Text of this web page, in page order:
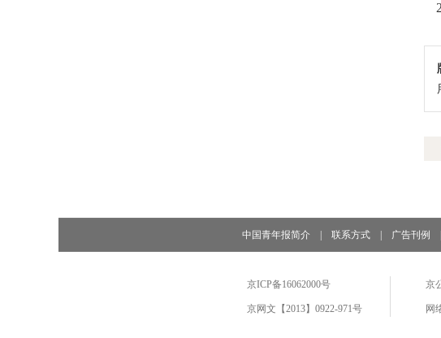
中国青年报简介 联系方式 广告刊例
京ICP备16062000号
京网文【2013】0922-971号
京
网